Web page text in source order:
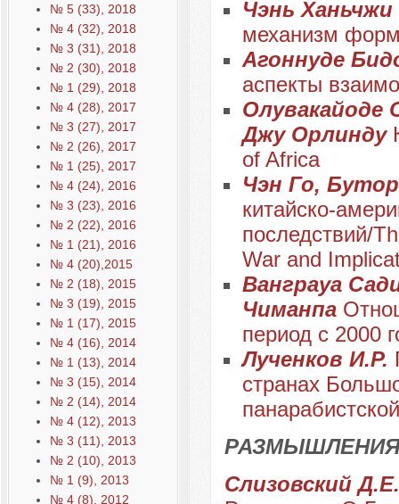
№ 5 (33), 2018
№ 4 (32), 2018
№ 3 (31), 2018
№ 2 (30), 2018
№ 1 (29), 2018
№ 4 (28), 2017
№ 3 (27), 2017
№ 2 (26), 2017
№ 1 (25), 2017
№ 4 (24), 2016
№ 3 (23), 2016
№ 2 (22), 2016
№ 1 (21), 2016
№ 4 (20),2015
№ 2 (18), 2015
№ 3 (19), 2015
№ 1 (17), 2015
№ 4 (16), 2014
№ 1 (13), 2014
№ 3 (15), 2014
№ 2 (14), 2014
№ 4 (12), 2013
№ 3 (11), 2013
№ 2 (10), 2013
№ 1 (9), 2013
№ 4 (8), 2012
Чэнь Ханьчжи
механизм
Агоннуде
аспекты
Олувакайоде
Джу Орлинду
оf Africa
Чэн Го,
китайско-
последствий/
War and
Ванграуа
Чиманпа
период с 2000
Лученков И.Р.
странах
Слизовский